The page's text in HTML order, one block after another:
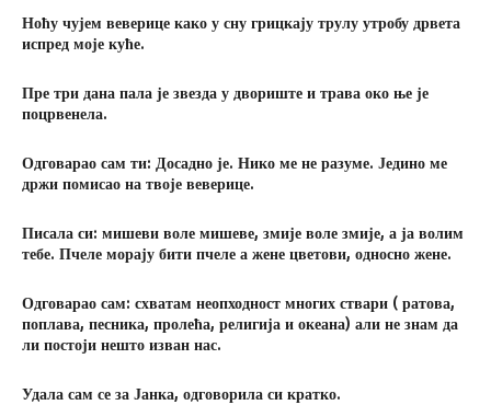
Ноћу чујем веверице како у сну грицкају трулу утробу дрвета
испред моје куће.
Пре три дана пала је звезда у двориште и трава око ње је
поцрвенела.
Одговарао сам ти: Досадно је. Нико ме не разуме. Једино ме
држи помисао на твоје веверице.
Писала си: мишеви воле мишеве, змије воле змије, а ја волим
тебе. Пчеле морају бити пчеле а жене цветови, односно жене.
Одговарао сам: схватам неопходност многих ствари ( ратова,
поплава, песника, пролећа, религија и океана) али не знам да
ли постоји нешто изван нас.
Удала сам се за Јанка, одговорила си кратко.